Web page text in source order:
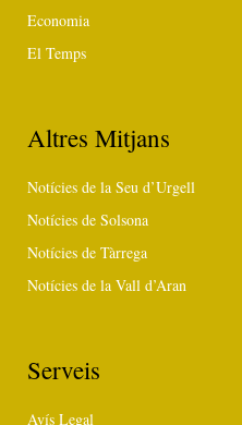
Economia
El Temps
Altres Mitjans
Notícies de la Seu d’Urgell
Notícies de Solsona
Notícies de Tàrrega
Notícies de la Vall d’Aran
Serveis
Avís Legal